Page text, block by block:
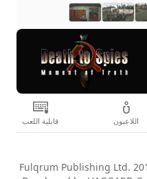
اللاعبون قابلية اللعب
©2008-2012 Fulqrum Publishing Ltd.